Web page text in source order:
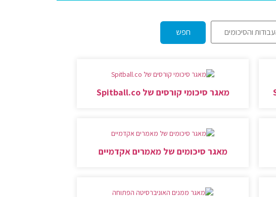
מאגר סיכומי קורסים של Spitball.co
מאגר סיכומים של מאמרים אקדמיים